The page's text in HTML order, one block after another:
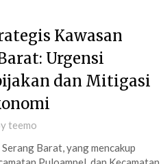
Kawasan
Urgensi
dan Mitigasi
teemo
Barat, yang mencakup